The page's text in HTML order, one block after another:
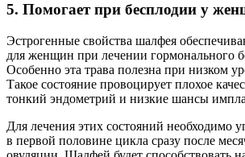
5. Помогает при бесплодии у
Эстрогенные свойства шалфея
для женщин при лечении гормонального
Особенно эта трава полезна при низком
Такое состояние провоцирует плохое
тонкий эндометрий и низкие шансы
Для лечения этих состояний необходимо
в первой половине цикла сразу после